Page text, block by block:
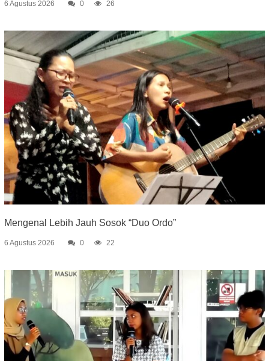
6 Agustus 2026 0 26
Mengenal Lebih Jauh Sosok “Duo Ordo”
6 Agustus 2026 0 22